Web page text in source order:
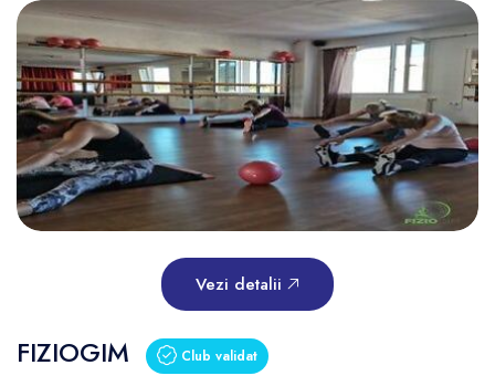
Vezi detalii
FIZIOGIM Club validat